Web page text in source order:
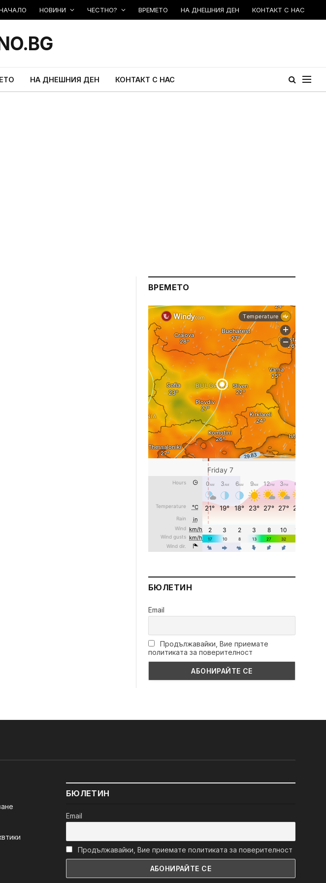
НОВИНИ ЧЕСТНО? ВРЕМЕТО НА ДНЕШНИЯ ДЕН КОНТАКТ С НАС
НА ДНЕШНИЯ ДЕН КОНТАКТ С НАС
ВРЕМЕТО
БЮЛЕТИН
Email
Продължавайки, Вие приемате
политиката за поверителност
БЮЛЕТИН
Email
Продължавайки, Вие приемате политиката за поверителност